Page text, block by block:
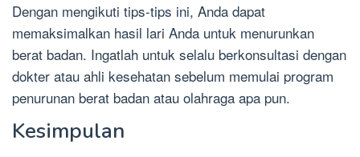
Dengan mengikuti tips-tips ini, Anda dapat
memaksimalkan hasil lari Anda untuk menurunkan
berat badan. Ingatlah untuk selalu berkonsultasi dengan
dokter atau ahli kesehatan sebelum memulai program
penurunan berat badan atau olahraga apa pun.
Kesimpulan